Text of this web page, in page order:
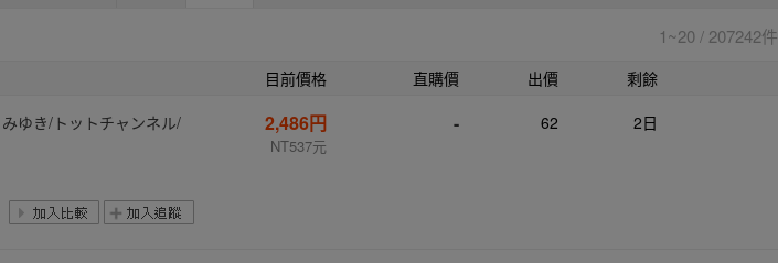
1~20 / 207242件
目前價格 直購價 出價
剩餘
ゆき/トットチャンネル/
2,486円
NT537元
- 62 2日